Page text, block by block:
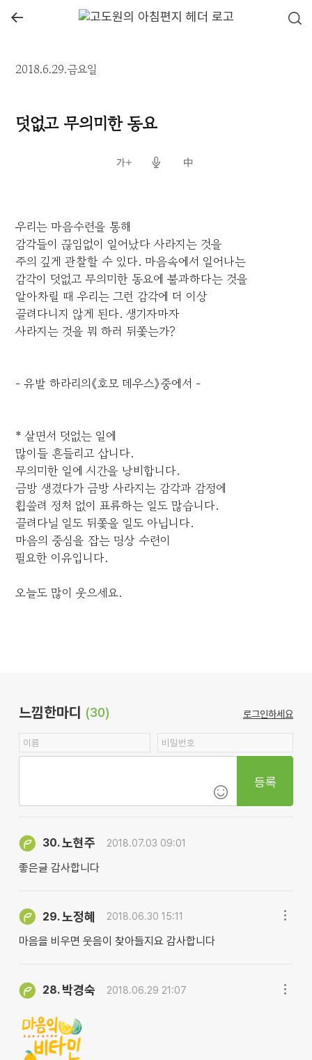
←
2018.6.29.금요일
덧없고 무의미한 동요
우리는 마음수련을 통해
감각들이 끊임없이 일어났다 사라지는 것을
주의 깊게 관찰할 수 있다. 마음속에서 일어나는
감각이 덧없고 무의미한 동요에 불과하다는 것을
알아차릴 때 우리는 그런 감각에 더 이상
끌려다니지 않게 된다. 생기자마자
사라지는 것을 뭐 하러 뒤쫓는가?
- 유발 하라리의《호모 데우스》중에서 -
* 살면서 덧없는 일에
많이들 흔들리고 삽니다.
무의미한 일에 시간을 낭비합니다.
금방 생겼다가 금방 사라지는 감각과 감정에
휩쓸려 정처 없이 표류하는 일도 많습니다.
끌려다닐 일도 뒤쫓을 일도 아닙니다.
마음의 중심을 잡는 명상 수련이
필요한 이유입니다.
오늘도 많이 웃으세요.
느낌한마디 (30) 로그인하세요
등록
30.노현주 2018.07.03 09:01
좋은글 감사합니다
29.노정혜 2018.06.30 15:11
마음을 비우면 웃음이 찾아들지요 감사합니다
28. 박경숙 2018.06.29 21:07